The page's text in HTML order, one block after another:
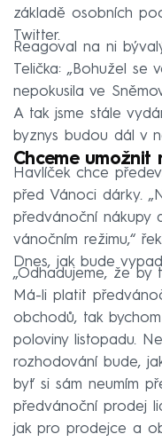
základě osobních
Twitter.
Reagoval na ni
Telička: „Bohužel se
nepokusila ve
A tak jsme stále
byznys budou dál v
Chceme umožnit
Havlíček chce
před Vánoci dárky.
předvánoční nákupy
vánočním režimu,“
Dnes, jak bude
„Odhadujeme, že
Má-li platit
obchodů, tak
poloviny listopadu.
rozhodování bude,
byť si sám neumím
předvánoční prodej
jak pro prodejce a